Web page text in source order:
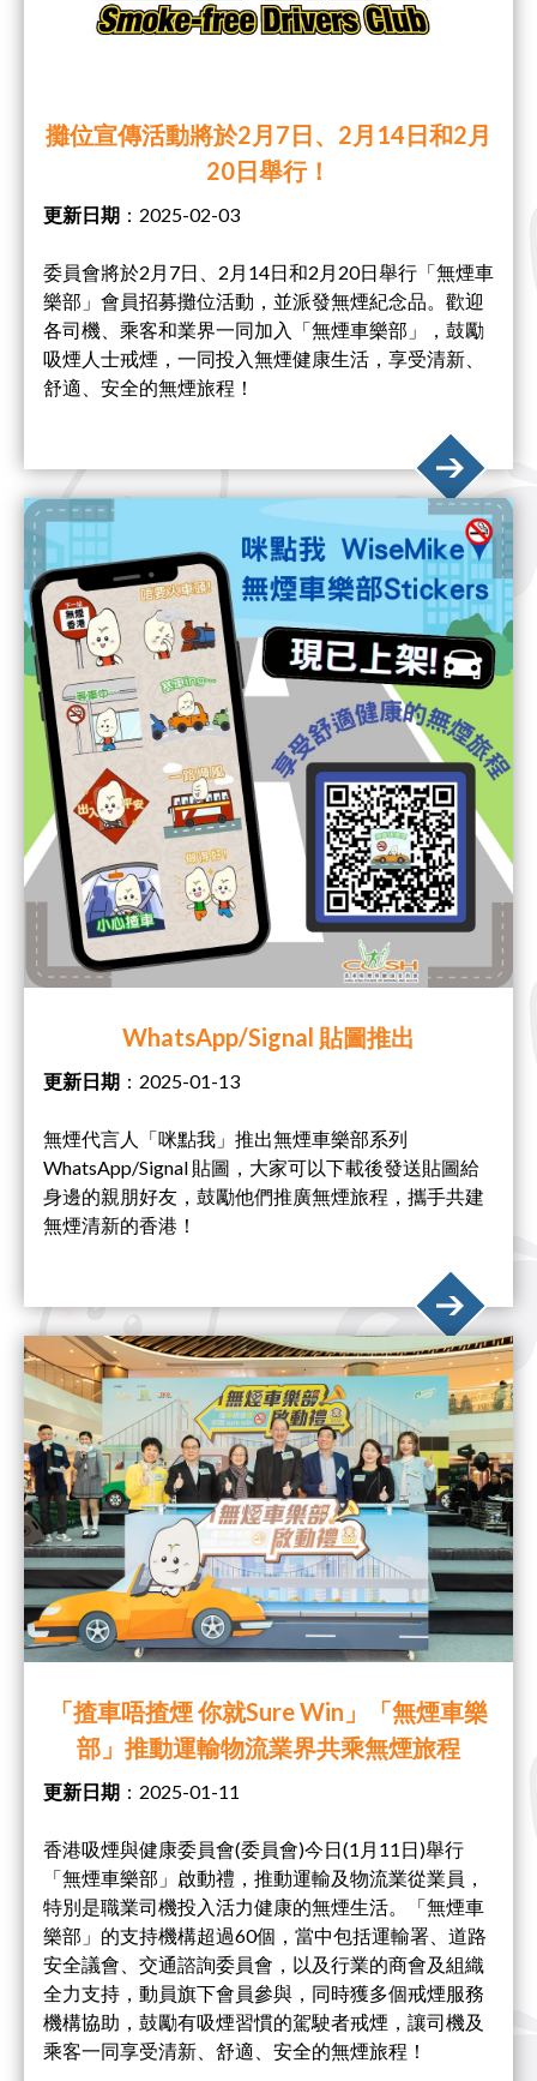
攤位宣傳活動將於2月7日、2月14日和2月
20日舉行！
更新日期 ：2025-02-03
委員會將於2月7日、2月14日和2月20日舉行「無煙車
樂部」會員招募攤位活動，並派發無煙紀念品。歡迎
各司機、乘客和業界一同加入「無煙車樂部」，鼓勵
吸煙人士戒煙，一同投入無煙健康生活，享受清新、
舒適、安全的無煙旅程！
WhatsApp/Signal 貼圖推出
更新日期 ：2025-01-13
無煙代言人「咪點我」推出無煙車樂部系列
WhatsApp/Signal 貼圖，大家可以下載後發送貼圖給
身邊的親朋好友，鼓勵他們推廣無煙旅程，攜手共建
無煙清新的香港！
「揸車唔揸煙 你就Sure Win」「無煙車樂
部」推動運輸物流業界共乘無煙旅程
更新日期 ：2025-01-11
香港吸煙與健康委員會(委員會)今日(1月11日)舉行
「無煙車樂部」啟動禮，推動運輸及物流業從業員，
特別是職業司機投入活力健康的無煙生活。「無煙車
樂部」的支持機構超過60個，當中包括運輸署、道路
安全議會、交通諮詢委員會，以及行業的商會及組織
全力支持，動員旗下會員參與，同時獲多個戒煙服務
機構協助，鼓勵有吸煙習慣的駕駛者戒煙，讓司機及
乘客一同享受清新、舒適、安全的無煙旅程！